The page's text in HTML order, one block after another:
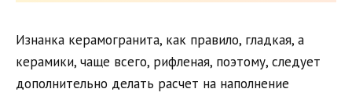
Изнанка керамогранита, как правило, гладкая, а
керамики, чаще всего, рифленая, поэтому, следует
дополнительно делать расчет на наполнение